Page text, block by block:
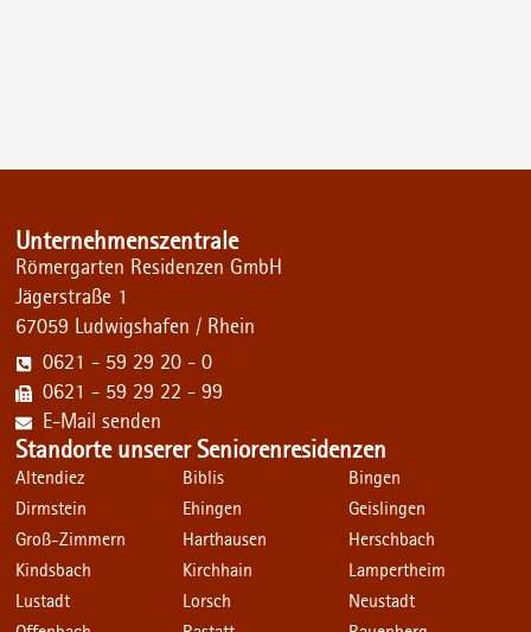
Unternehmenszentrale
Römergarten Residenzen GmbH
Jägerstraße 1
67059 Ludwigshafen / Rhein
0621 - 59 29 20 - 0
0621 - 59 29 22 - 99
E-Mail senden
Standorte unserer Seniorenresidenzen
Altendiez Biblis
Bingen
Dirmstein
Ehingen
Geislingen
Groß-Zimmern
Harthausen
Herschbach
Kindsbach
Kirchhain
Lampertheim
Lustadt
Lorsch
Neustadt